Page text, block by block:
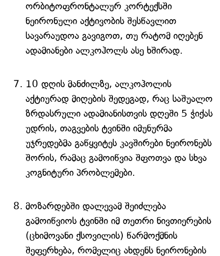
ორბიტოფრონტალურ კორტექსში
ნეირონული აქტივობის შესწავლით
სავარაუდოა გავიგოთ, თუ რატომ იღებენ
ადამიანები ალკოჰოლს ასე ხშირად.
10 დღის მანძილზე, ალკოჰოლის
აქტიურად მიღების შედეგად, რაც საშუალო
ზრდასრული ადამიანისთვის დღეში 5 ჭიქას
უდრის, თაგვების ტვინში იმუნურმა
უჯრედებმა გაწყვიტეს კავშირები ნეირონებს
შორის, რამაც გამოიწვია შფოთვა და სხვა
კოგნიტური პრობლემები.
მოზარდებში დალევამ შეიძლება
გამოიწვიოს ტვინში იმ თეთრი ნივთიერების
(ცხიმოვანი ქსოვილის) წარმოქმნის
შეფერხება, რომელიც ახდენს ნეირონების